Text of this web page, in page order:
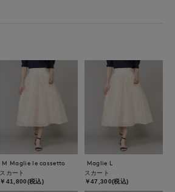
M Maglie le cassetto
スカート
￥41,800(税込)
Maglie L
スカート
￥47,300(税込)